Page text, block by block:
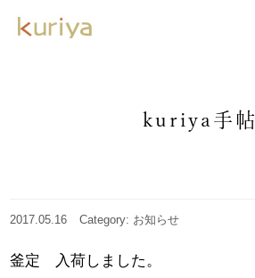
kuriya手帖
2017.05.16 Category: お知らせ
釜定 入荷しました。